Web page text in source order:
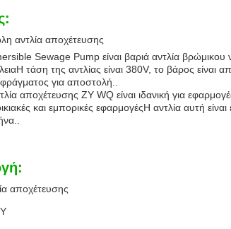
αντλία αποχέτευσης
Sewage Pump είναι βαριά αντλία βρώμικου
τάση της αντλίας είναι 380V, το βάρος
για αποστολή..
αποχέτευσης ZY WQ είναι ιδανική για
και εμπορικές εφαρμογέςΗ αντλία αυτή
αποχέτευσης